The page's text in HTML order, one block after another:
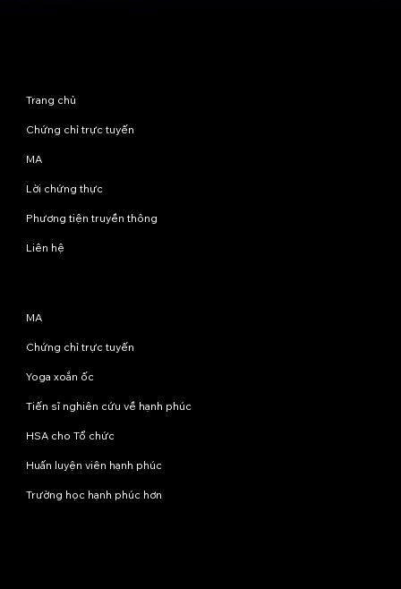
Trang chủ
Chứng chỉ trực tuyến
MA
Lời chứng thực
Phương tiện truyền thông
Liên hệ
MA
Chứng chỉ trực tuyến
Yoga xoắn ốc
Tiến sĩ nghiên cứu về hạnh phúc
HSA cho Tổ chức
Huấn luyện viên hạnh phúc
Trường học hạnh phúc hơn